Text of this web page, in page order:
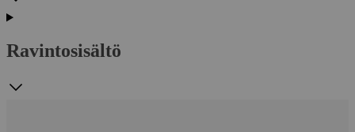
Ravintosisältö